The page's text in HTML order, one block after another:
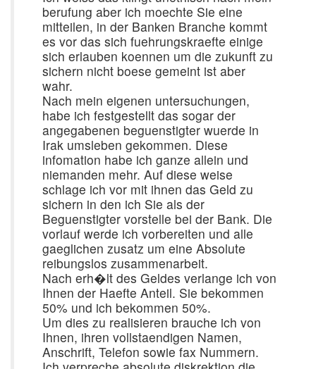
berufung aber ich moechte Sie eine
mitteilen, in der Banken Branche kommt
es vor das sich fuehrungskraefte einige
sich erlauben koennen um die zukunft zu
sichern nicht boese gemeint ist aber
wahr.
Nach mein eigenen untersuchungen,
habe ich festgestellt das sogar der
angegabenen beguenstigter wuerde in
Irak umsleben gekommen. Diese
infomation habe ich ganze allein und
niemanden mehr. Auf diese weise
schlage ich vor mit ihnen das Geld zu
sichern in den ich Sie als der
Beguenstigter vorstelle bei der Bank. Die
vorlauf werde ich vorbereiten und alle
gaeglichen zusatz um eine Absolute
reibungslos zusammenarbeit.
Nach erh�lt des Geldes verlange ich von
Ihnen der Haefte Anteil. Sie bekommen
50% und ich bekommen 50%.
Um dies zu realisieren brauche ich von
Ihnen, ihren vollstaendigen Namen,
Anschrift, Telefon sowie fax Nummern.